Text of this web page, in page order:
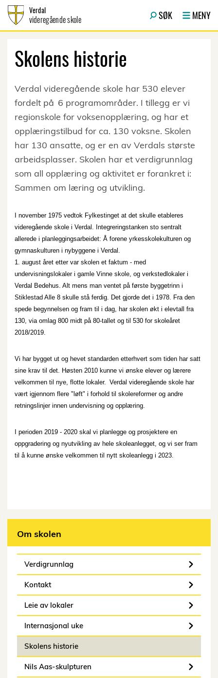
Verdal
videregående skole SØK MENY
Skolens historie
Verdal videregående skole har 530 elever
fordelt på 6 programområder. I tillegg er vi
regionskole for voksenopplæring, og har et
opplæringstilbud for ca. 130 voksne. Skolen
har 130 ansatte, og er en av Verdals største
arbeidsplasser. Skolen har et verdigrunnlag
som all opplæring og aktivitet er forankret i:
Sammen om læring og utvikling.
I november 1975 vedtok Fylkestinget at det skulle etableres
videregående skole i Verdal. Integreringstanken sto sentralt
allerede i planleggingsarbeidet: Å forene yrkesskolekulturen og
gymnaskulturen i nybyggene i Verdal.
1. august året etter var skolen et faktum - med
undervisningslokaler i gamle Vinne skole, og verkstedlokaler i
Verdal Bedehus. Alt mens man ventet på første byggetrinn i
Stiklestad Alle 8 skulle stå ferdig. Det gjorde det i 1978. Fra den
spede begynnelsen og fram til i dag, har skolen økt i elevtall fra
130, via omlag 800 midt på 80-tallet og til 530 for skoleåret
2018/2019.
Vi har bygget ut og hevet standarden etterhvert som tiden har satt
sine krav til det. Høsten 2010 kunne vi ønske elever og lærere
velkommen til nye, flotte lokaler. Verdal videregående skole har
vært igjennom flere "løft" i forhold til skolereformer og andre
retningslinjer innen undervisning og opplæring.
I perioden 2019 - 2020 skal vi planlegge og prosjektere en
oppgradering og nyutvikling av hele skoleanlegget, og vi ser fram
til å kunne ønske velkommen til nytt skoleanlegg i 2023.
Om skolen
Verdigrunnlag
Kontakt
Leie av lokaler
Internasjonal uke
Skolens historie
Nils Aas-skulpturen